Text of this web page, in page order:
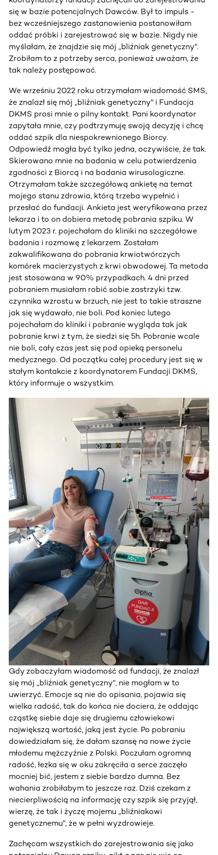
się w bazie potencjalnych Dawców. Był to impuls -
bez wcześniejszego zastanowienia postanowiłam
oddać próbki i zarejestrować się w bazie. Nigdy nie
myślałam, że znajdzie się mój „bliźniak genetyczny".
Zrobiłam to z potrzeby serca, ponieważ uważam, że
tak należy postępować.
We wrześniu 2022 roku otrzymałam wiadomość SMS,
że znalazł się mój „bliźniak genetyczny" i Fundacja
DKMS prosi mnie o pilny kontakt. Pani koordynator
zapytała mnie, czy podtrzymuję swoją decyzję i chcę
oddać szpik dla niespokrewnionego Biorcy.
Odpowiedź mogła być tylko jedna, oczywiście, że tak.
Skierowano mnie na badania w celu potwierdzenia
zgodności z Biorcą i na badania wirusologiczne.
Otrzymałam także szczegółową ankietę na temat
mojego stanu zdrowia, którą trzeba wypełnić i
przesłać do fundacji. Ankieta jest weryfikowana przez
lekarza i to on dobiera metodę pobrania szpiku. W
lutym 2023 r. pojechałam do kliniki na szczegółowe
badania i rozmowę z lekarzem. Zostałam
zakwalifikowana do pobrania krwiotwórczych
komórek macierzystych z krwi obwodowej. Ta metoda
jest stosowana w 90% przypadkach. 4 dni przed
pobraniem musiałam robić sobie zastrzyki tzw.
czynnika wzrostu w brzuch, nie jest to takie straszne
jak się wydawało, nie boli. Pod koniec lutego
pojechałam do kliniki i pobranie wygląda tak jak
pobranie krwi z tym, że siedzi się 5h. Pobranie wcale
nie boli, cały czas jest się pod opieką personelu
medycznego. Od początku całej procedury jest się w
stałym kontakcie z koordynatorem Fundacji DKMS,
który informuje o wszystkim.
Gdy zobaczyłam wiadomość od fundacji, że znalazł
się mój „bliźniak genetyczny", nie mogłam w to
uwierzyć. Emocje są nie do opisania, pojawia się
wielka radość, tak do końca nie dociera, że oddając
cząstkę siebie daje się drugiemu człowiekowi
największą wartość, jaką jest życie. Po pobraniu
dowiedziałam się, że dałam szansę na nowe życie
młodemu mężczyźnie z Polski. Poczułam ogromną
radość, łezka się w oku zakręciła a serce zaczęło
mocniej bić, jestem z siebie bardzo dumna. Bez
wahania zrobiłabym to jeszcze raz. Dziś czekam z
niecierpliwością na informację czy szpik się przyjął,
wierzę, że tak i życzę mojemu „bliźniakowi
genetycznemu", że w pełni wyzdrowieje.
Zachęcam wszystkich do zarejestrowania się jako